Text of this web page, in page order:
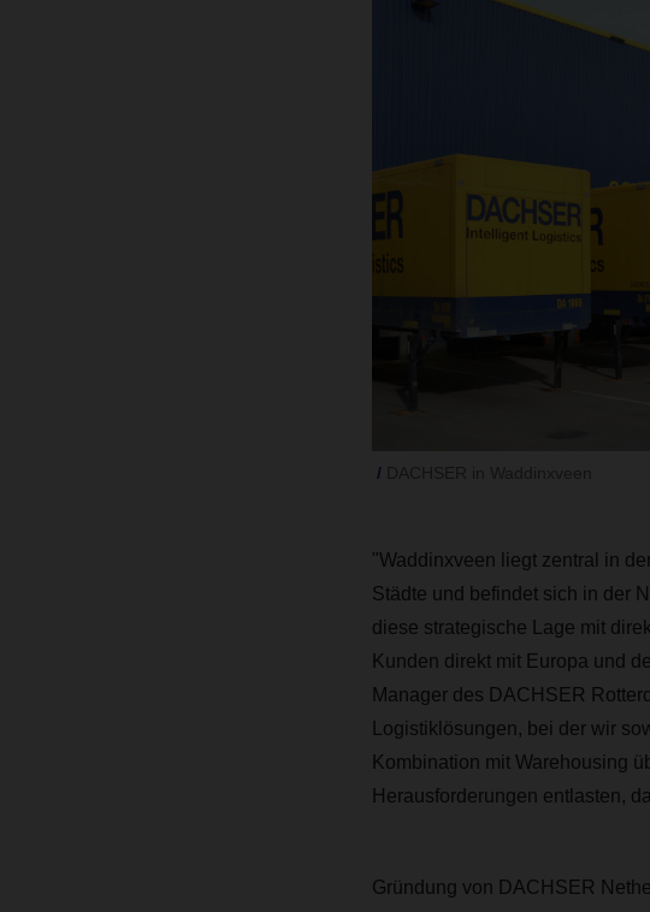
"Waddinxveen liegt zentral in
Städte und befindet sich in der
diese strategische Lage mit
Kunden direkt mit Europa und
Manager des DACHSER
Logistiklösungen, bei der wir
Kombination mit Warehousing
Herausforderungen entlasten,
Gründung von DACHSER